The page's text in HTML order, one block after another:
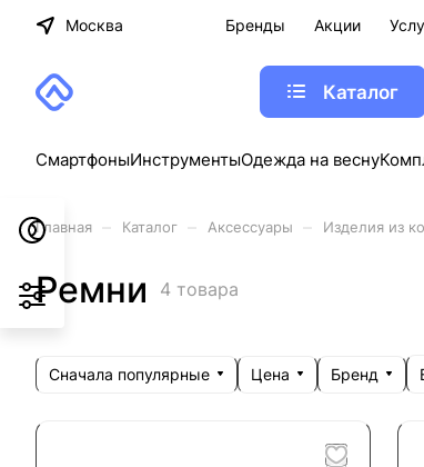
Москва Бренды Акции
Каталог
СмартфоныИнструментыОдежда на весну
Главная Каталог Аксессуары Изделия из
Ремни 4 товара
Сначала популярные Цена Бренд